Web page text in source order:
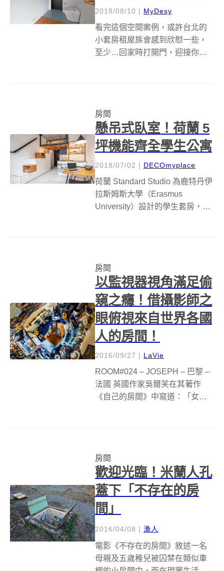
2018/08/10 | MyDesy
看完這個空間案例，或許台北的
小套房租屋族會感到欣慰一些，
至少…回家時打開門，迎接你的
密的馬桶竟然配置在「大門...
房間
懸吊式臥室！荷蘭 5
坪機能齊全學生公寓
2018/07/02 | DECOmyplace
荷蘭 Standard Studio 為鹿特丹伊
拉斯姆斯大學（Erasmus
University）設計的學生套房，透
室...
房間
以監視器視角滿足偷
窺之癮！借攝影師之
眼俯視來自世界各國
人的房間！
2016/09/27 | LaVie
ROOM#024 – JOSEPH – 巴黎 –
法國 英國作家吳爾芙在其著作
《自己的房間》中寫道：「女人
有任何人可以打擾你的世...
房間
歡迎光臨！米蘭人孔
蓋下「不存在的房
間」
2016/04/08 | 漁人
電影《不存在的房間》敘述一名
母親及五歲稚兒被囚禁在類似車